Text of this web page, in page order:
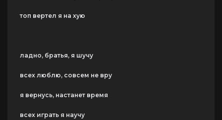
топ вертел я на хую
ладно, братья, я шучу
всех люблю, совсем не вру
я вернусь, настанет время
всех играть я научу